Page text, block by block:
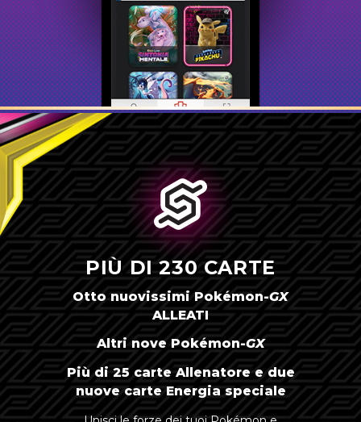
PIÙ DI 230 CARTE
Otto nuovissimi Pokémon-GX
ALLEATI
Altri nove Pokémon-GX
Più di 25 carte Allenatore e due
nuove carte Energia speciale